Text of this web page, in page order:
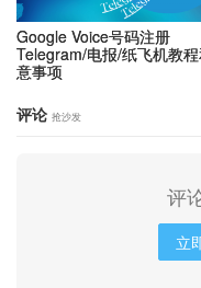
Google Voice号码注册
Telegram/电报/纸飞机教
意事项
评论 抢沙发
评
立